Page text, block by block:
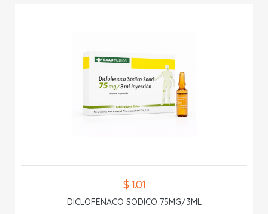
$ 1.01
DICLOFENACO SODICO 75MG/3ML